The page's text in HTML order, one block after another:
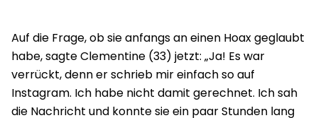
Auf die Frage, ob sie anfangs an einen Hoax geglaubt
habe, sagte Clementine (33) jetzt: „Ja! Es war
verrückt, denn er schrieb mir einfach so auf
Instagram. Ich habe nicht damit gerechnet. Ich sah
die Nachricht und konnte sie ein paar Stunden lang